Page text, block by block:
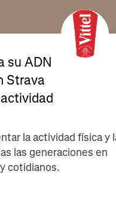
su ADN
Strava
la actividad física y
las generaciones en
cotidianos.